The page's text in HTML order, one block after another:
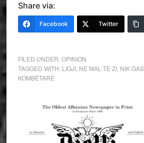
Share via:
Facebook Twitter
FILED UNDER:OPINION
TAGGED WITH: LIGJI, NE MAL TE ZI, NIK
KOMBËTARE